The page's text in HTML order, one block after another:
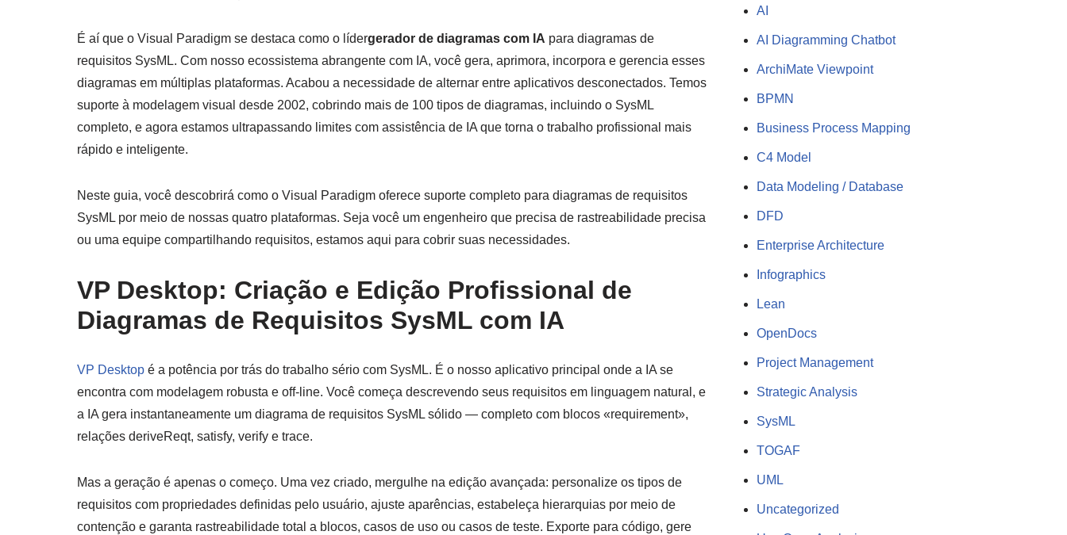
É aí que o Visual Paradigm se destaca como o lídergerador de diagramas com IA para diagramas de
requisitos SysML. Com nosso ecossistema abrangente com IA, você gera, aprimora, incorpora e gerencia esses
diagramas em múltiplas plataformas. Acabou a necessidade de alternar entre aplicativos desconectados. Temos
suporte à modelagem visual desde 2002, cobrindo mais de 100 tipos de diagramas, incluindo o SysML
completo, e agora estamos ultrapassando limites com assistência de IA que torna o trabalho profissional mais
rápido e inteligente.
Neste guia, você descobrirá como o Visual Paradigm oferece suporte completo para diagramas de requisitos
SysML por meio de nossas quatro plataformas. Seja você um engenheiro que precisa de rastreabilidade precisa
ou uma equipe compartilhando requisitos, estamos aqui para cobrir suas necessidades.
VP Desktop: Criação e Edição Profissional de
Diagramas de Requisitos SysML com IA
VP Desktop é a potência por trás do trabalho sério com SysML. É o nosso aplicativo principal onde a IA se
encontra com modelagem robusta e off-line. Você começa descrevendo seus requisitos em linguagem natural, e
a IA gera instantaneamente um diagrama de requisitos SysML sólido — completo com blocos «requirement»,
relações deriveReqt, satisfy, verify e trace.
Mas a geração é apenas o começo. Uma vez criado, mergulhe na edição avançada: personalize os tipos de
requisitos com propriedades definidas pelo usuário, ajuste aparências, estabeleça hierarquias por meio de
contenção e garanta rastreabilidade total a blocos, casos de uso ou casos de teste. Exporte para código, gere
AI
AI Diagramming Chatbot
ArchiMate Viewpoint
BPMN
Business Process Mapping
C4 Model
Data Modeling / Database
DFD
Enterprise Architecture
Infographics
Lean
OpenDocs
Project Management
Strategic Analysis
SysML
TOGAF
UML
Uncategorized